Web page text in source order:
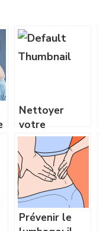
Nettoyer
votre
cuisinière à
granulés
Prévenir le